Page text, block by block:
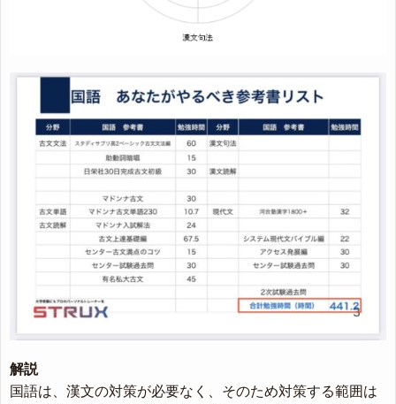
解説
国語は、漢文の対策が必要なく、そのため対策する範囲は